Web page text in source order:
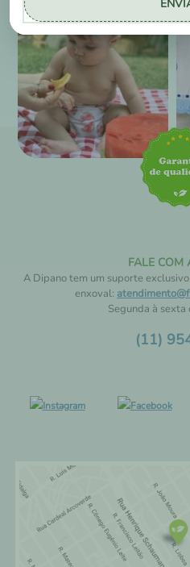
FALE COM
A Dipano tem um suporte
enxoval:
Segunda à sexta
(11)